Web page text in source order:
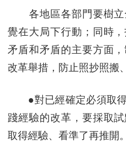
各地區各部門要樹立
覺在大局下行動；同時
矛盾和矛盾的主要方面
改革舉措，防止照抄照搬
●對已經確定必須取得
踐經驗的改革，要採取
取得經驗、看準了再推開。